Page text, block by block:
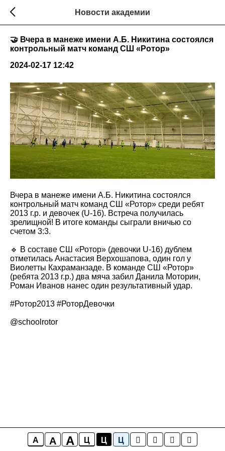
A A A Ц Ц Ц
Новости академии
🤝 Вчера в манеже имени А.Б. Никитина состоялся
контрольный матч команд СШ «Ротор»
2024-02-17 12:42
Вчера в манеже имени А.Б. Никитина состоялся
контрольный матч команд СШ «Ротор» среди ребят
2013 г.р. и девочек (U-16). Встреча получилась
зрелищной! В итоге команды сыграли вничью со
счетом 3:3.
🔹 В составе СШ «Ротор» (девочки U-16) дублем
отметилась Анастасия Верхошапова, один гол у
Виолетты Кахраманзаде. В команде СШ «Ротор»
(ребята 2013 г.р.) два мяча забил Данила Моторин,
Роман Иванов нанес один результативный удар.
#Ротор2013 #РоторДевочки
@schoolrotor